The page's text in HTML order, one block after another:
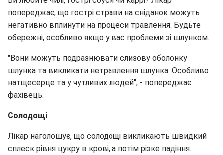
попереджає, що гострі страви на сніданок можуть
негативно вплинути на процеси травлення. Будьте
обережні, особливо якщо у вас проблеми зі шлунком.
"Вони можуть подразнювати слизову оболонку
шлунка та викликати нетравлення шлунка. Особливо
натщесерце та у чутливих людей", - попереджає
фахівець.
Солодощі
Лікар наголошує, що солодощі викликають швидкий
сплеск рівня цукру в крові, а потім різке падіння.